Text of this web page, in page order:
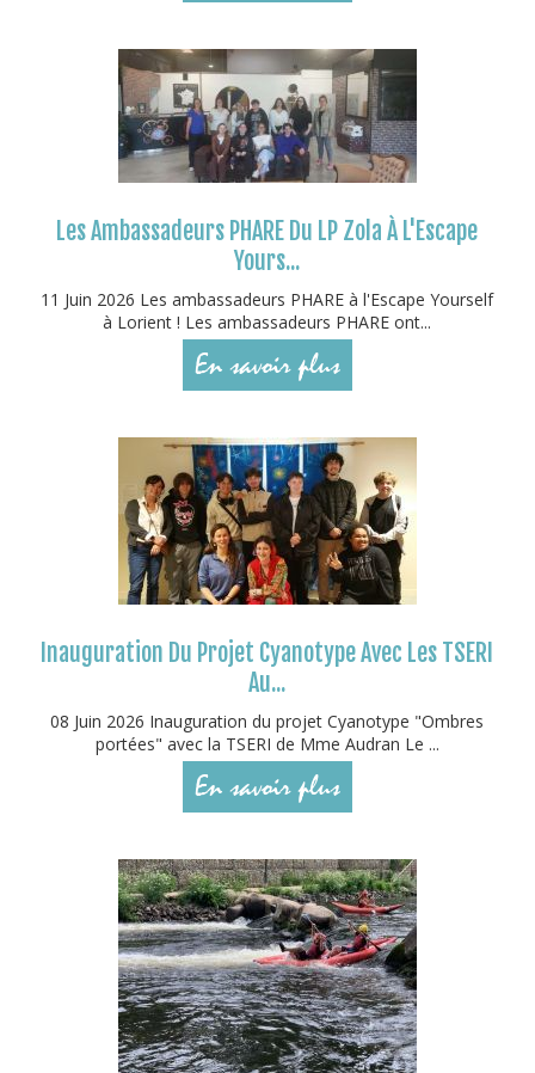
Les Ambassadeurs PHARE Du LP Zola À L'Escape
Yours...
11 Juin 2026 Les ambassadeurs PHARE à l'Escape Yourself
à Lorient ! Les ambassadeurs PHARE ont...
En savoir plus
Inauguration Du Projet Cyanotype Avec Les TSERI
Au...
08 Juin 2026 Inauguration du projet Cyanotype "Ombres
portées" avec la TSERI de Mme Audran Le ...
En savoir plus